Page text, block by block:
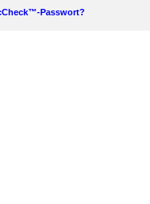
Passwort?